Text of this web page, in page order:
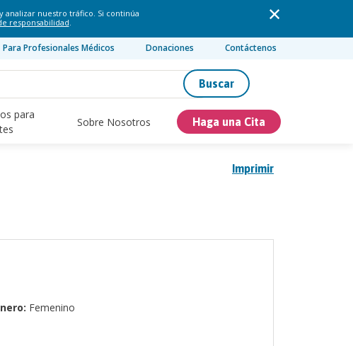
analizar nuestro tráfico. Si continúa
responsabilidad.
Para Profesionales Médicos Donaciones Contáctenos
Buscar
para
Sobre Nosotros Haga una Cita
Imprimir
Femenino